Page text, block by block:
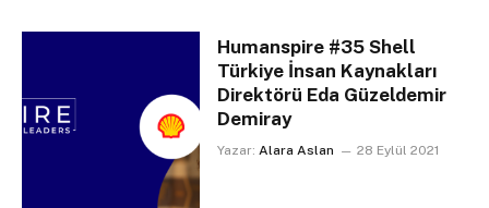
Humanspire #35 Shell
Türkiye İnsan Kaynakları
Direktörü Eda Güzeldemir
Demiray
Yazar: Alara Aslan 28 Eylül 2021